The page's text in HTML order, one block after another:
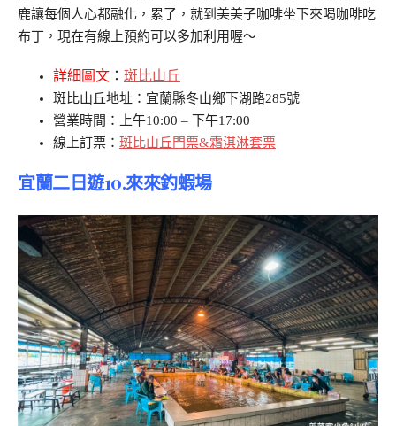
鹿讓每個人心都融化，累了，就到美美子咖啡坐下來喝咖啡吃
布丁，現在有線上預約可以多加利用喔～
詳細圖文 ： 斑比山丘
斑比山丘地址：宜蘭縣冬山鄉下湖路285號
營業時間：上午10:00 – 下午17:00
線上訂票： 斑比山丘門票&霜淇淋套票
宜蘭二日遊10.來來釣蝦場